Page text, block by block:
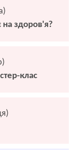
на здоров'я?
клас